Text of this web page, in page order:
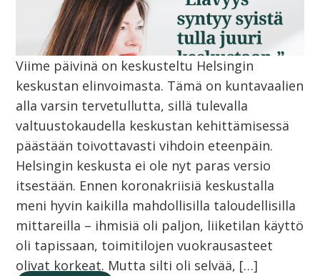
Viime päivinä on keskusteltu Helsingin
keskustan elinvoimasta. Tämä on kuntavaalien
alla varsin tervetullutta, sillä tulevalla
valtuustokaudella keskustan kehittämisessä
päästään toivottavasti vihdoin eteenpäin.
Helsingin keskusta ei ole nyt paras versio
itsestään. Ennen koronakriisiä keskustalla
meni hyvin kaikilla mahdollisilla taloudellisilla
mittareilla – ihmisiä oli paljon, liiketilan käyttö
oli tapissaan, toimitilojen vuokrausasteet
olivat korkeat. Mutta silti oli selvää, […]